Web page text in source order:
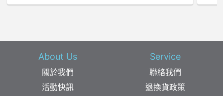
About Us
關於我們
活動快訊
Service
聯絡我們
退換貨政策